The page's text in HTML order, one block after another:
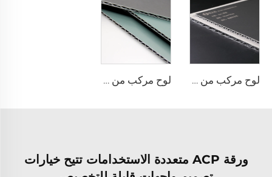
لوح مركب من الألومنيوم بلمسات نهائية معدنية - 0.4 سم × 122 سم × 244 سم لوح مركب من الألومنيوم بتشطيبات صلبة - 4 مم × 1220 مم × 2440 مم
ورقة ACP متعددة الاستخدامات تتيح خيارات